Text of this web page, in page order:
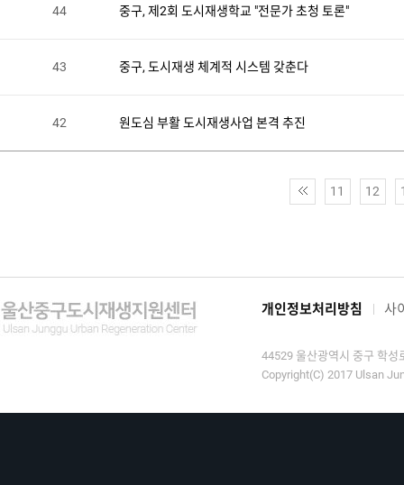
44 중구, 제2회 도시재생학교 "전문가 초청 토론"
43 중구, 도시재생 체계적 시스템 갖춘다
42 원도심 부활 도시재생사업 본격 추진
11 12
개인정보처리방침 사
44529 울산광역시 중구 학
Copyright(C) 2017 Ulsan